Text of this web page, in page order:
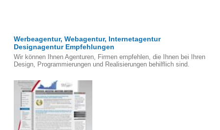
Werbeagentur, Webagentur, Internetagentur
Designagentur Empfehlungen
Wir können Ihnen Agenturen, Firmen empfehlen, die Ihnen bei Ihren
Design, Programmierungen und Realisierungen behilflich sind.